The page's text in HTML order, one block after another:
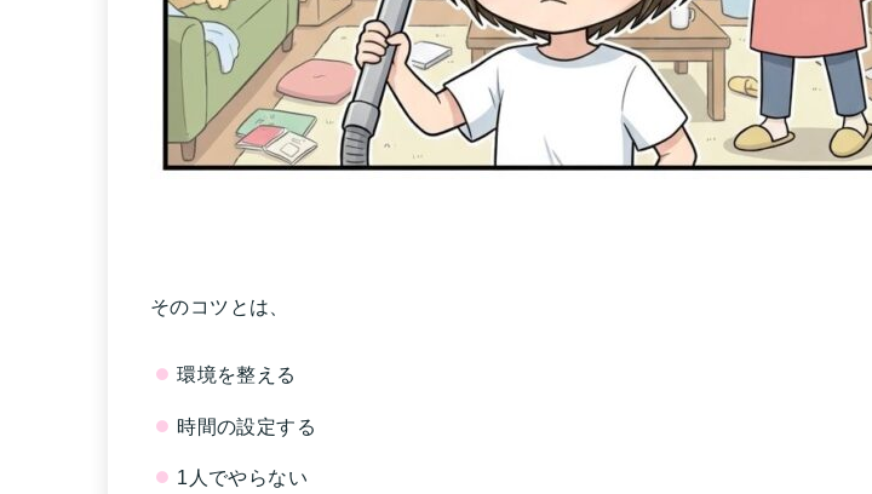
そのコツとは、
環境を整える
時間の設定する
1人でやらない